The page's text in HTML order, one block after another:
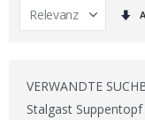
In
VERWANDTE
Stalgast